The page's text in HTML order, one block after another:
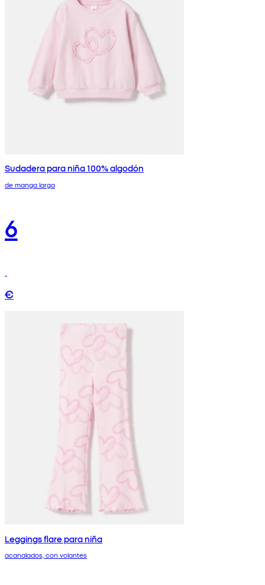
Sudadera para niña 100% algodón
de manga larga
6
€
Leggings flare para niña
acanalados, con volantes